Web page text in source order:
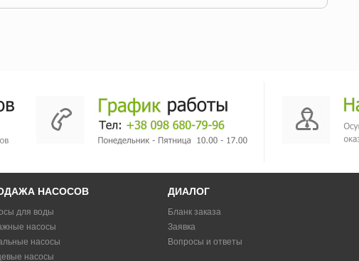
НАСОСОВ
для воды
насосы
насосы
насосы
ДИАЛОГ
Бланк заказа
Заявка
Вопросы и ответы